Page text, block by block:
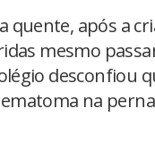
quente, após a
mesmo
desconfiou
na